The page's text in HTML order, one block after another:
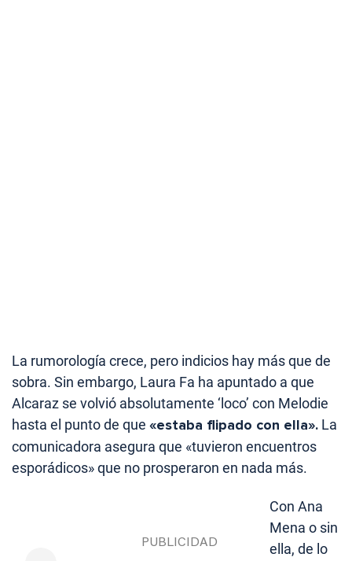
La rumorología crece, pero indicios hay más que de
sobra. Sin embargo, Laura Fa ha apuntado a que
Alcaraz se volvió absolutamente ‘loco’ con Melodie
hasta el punto de que «estaba flipado con ella». La
comunicadora asegura que «tuvieron encuentros
esporádicos» que no prosperaron en nada más.
Con Ana
Mena o sin
ella, de lo